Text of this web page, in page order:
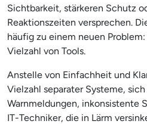
Sichtbarkeit, stärkeren Schutz
Reaktionszeiten versprechen.
häufig zu einem neuen
Vielzahl von Tools.
Anstelle von Einfachheit und
Vielzahl separater Systeme,
Warnmeldungen, inkonsistente
IT-Techniker, die in Lärm